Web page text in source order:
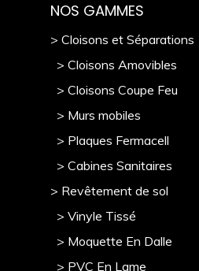
NOS GAMMES
> Cloisons et Séparations
> Cloisons Amovibles
> Cloisons Coupe Feu
> Murs mobiles
> Plaques Fermacell
> Cabines Sanitaires
> Revêtement de sol
> Vinyle Tissé
> Moquette En Dalle
> PVC En Lame